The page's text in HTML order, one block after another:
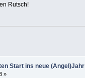
Rutsch!
Start ins neue (Angel)Jahr
»